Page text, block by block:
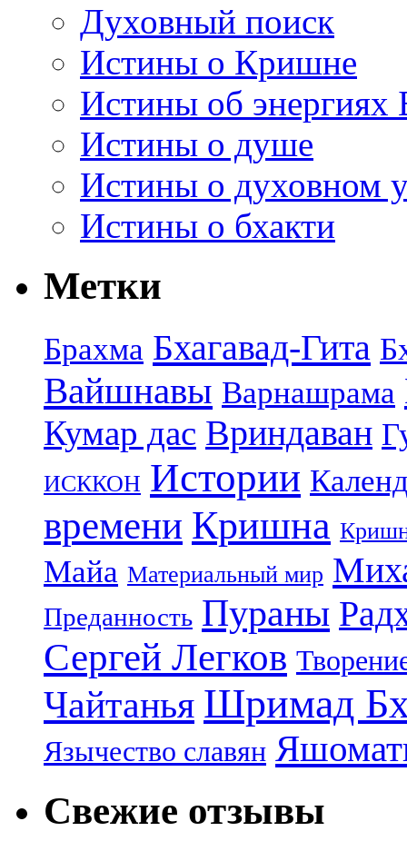
Духовный поиск
Истины о Кришне
Истины об энергиях
Истины о душе
Истины о духовном
Истины о бхакти
Метки
Брахма Бхагавад-Гита
Вайшнавы Варнашрама
Кумар дас Вриндаван
ИСККОН Истории
времени Кришна
Майа Материальный мир
Преданность Пураны
Сергей Легков
Чайтанья Шримад
Язычество славян
Свежие отзывы